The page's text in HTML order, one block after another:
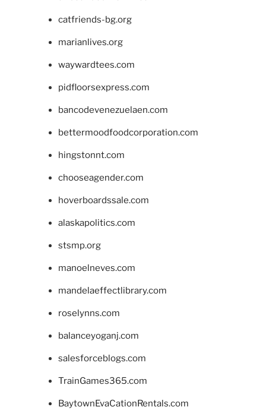
catfriends-bg.org
marianlives.org
waywardtees.com
pidfloorsexpress.com
bancodevenezuelaen.com
bettermoodfoodcorporation.com
hingstonnt.com
chooseagender.com
hoverboardssale.com
alaskapolitics.com
stsmp.org
manoelneves.com
mandelaeffectlibrary.com
roselynns.com
balanceyoganj.com
salesforceblogs.com
TrainGames365.com
BaytownEvaCationRentals.com